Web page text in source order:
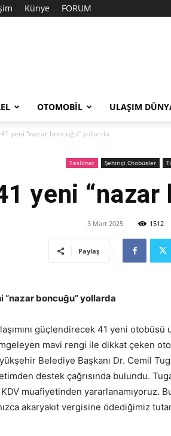
Künye FORUM
OTOMOBIL ULAŞIM
41 yeni “nazar boncuğu” yollarda
Teslimat Şehiriçi Otobüsler
yeni
3 Mart 2025 1512
Paylaş
“nazar boncuğu” yollarda
güçlendirecek 41 yeni otobüsü
mavi rengi ile dikkat çeken
Belediye Başkanı Dr. Cemil
destek çağrısında bulundu.
muafiyetinden yararlanamıyoruz.
akaryakıt vergisine ödediğimiz